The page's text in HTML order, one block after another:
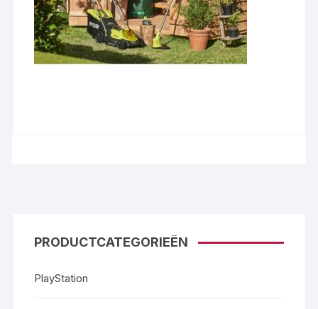
PRODUCTCATEGORIEËN
PlayStation